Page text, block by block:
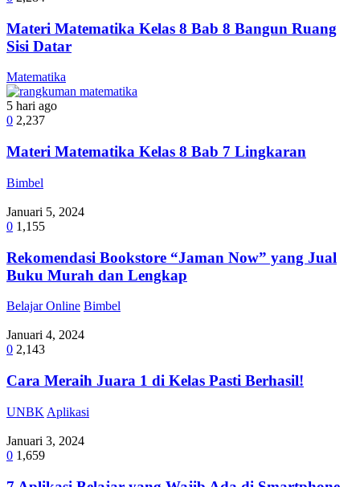
Materi Matematika Kelas 8 Bab 8 Bangun Ruang
Sisi Datar
Matematika
5 hari ago
0 2,237
Materi Matematika Kelas 8 Bab 7 Lingkaran
Bimbel
Januari 5, 2024
0 1,155
Rekomendasi Bookstore “Jaman Now” yang Jual
Buku Murah dan Lengkap
Belajar Online Bimbel
Januari 4, 2024
0 2,143
Cara Meraih Juara 1 di Kelas Pasti Berhasil!
UNBK Aplikasi
Januari 3, 2024
0 1,659